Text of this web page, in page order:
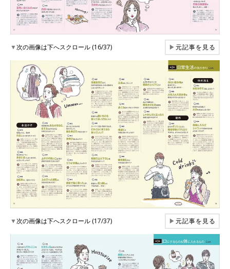
▼次の画像は下へスクロール (16/37) ▶元記事を見る
▼次の画像は下へスクロール (17/37) ▶元記事を見る